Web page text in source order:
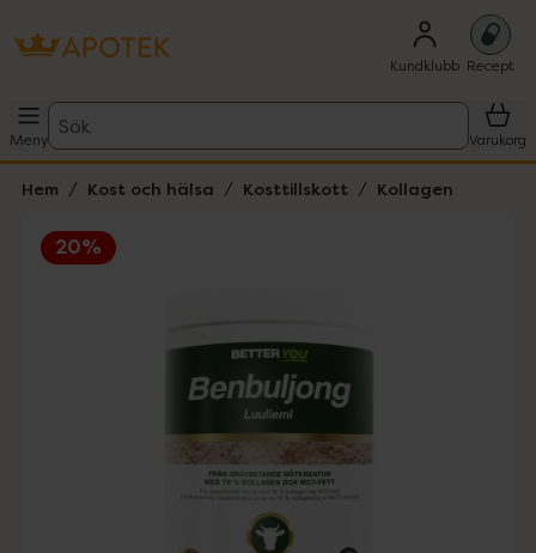
Kundklubb Recept
Meny
Sök
Varukorg
Hem Kost och hälsa Kosttillskott Kollagen
20%